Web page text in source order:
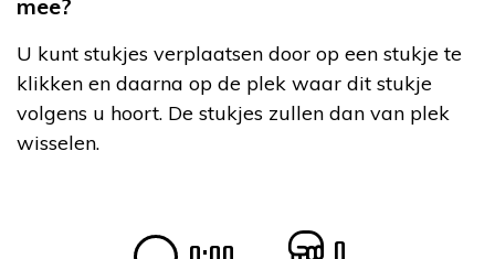
mee?
U kunt stukjes verplaatsen door op een stukje te
klikken en daarna op de plek waar dit stukje
volgens u hoort. De stukjes zullen dan van plek
wisselen.